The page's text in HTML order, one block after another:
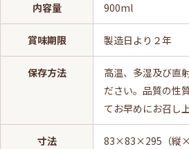
内容量 900ml
賞味期限 製造日より２年
保存方法
高温、多湿及び直
ださい。品質の性
てお早めにお召し
寸法 83×83×295（縦×